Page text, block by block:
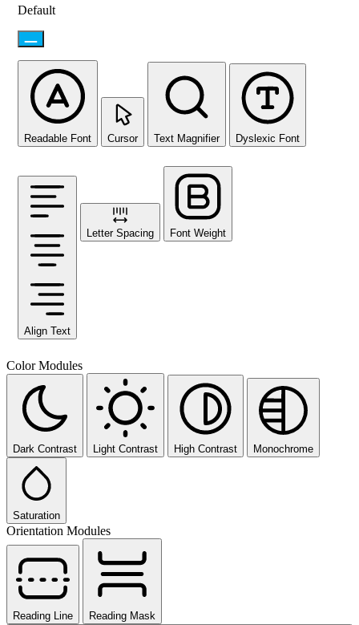
Default
Readable Font Cursor Text Magnifier Dyslexic Font
Align Text
Letter Spacing Font Weight
Color Modules
Dark Contrast Light Contrast High Contrast Monochrome
Saturation
Orientation Modules
Reading Line
Reading Mask